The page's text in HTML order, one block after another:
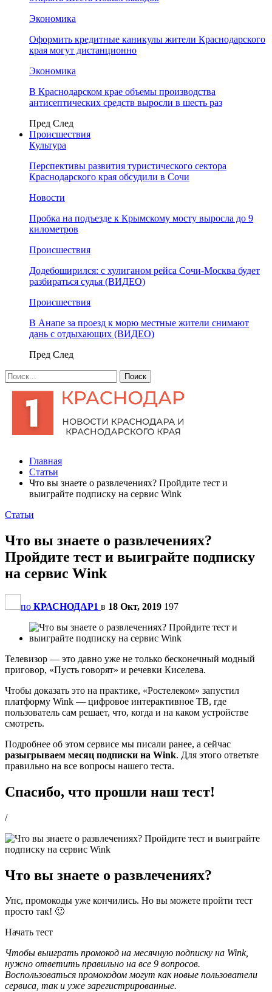
Экономика
Оформить кредитные каникулы жители Краснодарского
края могут дистанционно
Экономика
В Краснодарском крае объемы производства
антисептических средств выросли в шесть раз
Пред След
Происшествия
Культура
Перспективы развития туристического сектора
Краснодарского края обсудили в Сочи
Новости
Пробка на подъезде к Крымскому мосту выросла до 9
километров
Происшествия
Додебоширился: с хулиганом рейса Сочи-Москва будет
разбираться судья (ВИДЕО)
Происшествия
В Анапе за проезд к морю местные жители снимают
дань с отдыхающих (ВИДЕО)
Пред След
Главная
Статьи
Что вы знаете о развлечениях? Пройдите тест и
выиграйте подписку на сервис Wink
Статьи
Что вы знаете о развлечениях?
Пройдите тест и выиграйте подписку
на сервис Wink
по КРАСНОДАР1 в 18 Окт, 2019 197
Телевизор — это давно уже не только бесконечный модный
приговор, «Пусть говорят» и речевки Киселева.
Чтобы доказать это на практике, «Ростелеком» запустил
платформу Wink — цифровое интерактивное ТВ, где
пользователь сам решает, что, когда и на каком устройстве
смотреть.
Подробнее об этом сервисе мы писали ранее, а сейчас
разыгрываем месяц подписки на Wink. Для этого ответьте
правильно на все вопросы нашего теста.
Спасибо, что прошли наш тест!
/
Что вы знаете о развлечениях?
Упс, промокоды уже кончились. Но вы можете пройти тест
просто так! 🙂
Начать тест
Чтобы выиграть промокод на месячную подписку на Wink,
нужно ответить правильно на все 9 вопросов.
Воспользоваться промокодом могут как новые пользователи
сервиса, так и уже зарегистрированные.